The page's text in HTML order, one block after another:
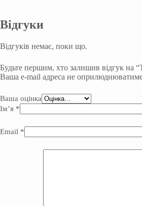
Відгуки
Відгуків немає, поки що.
Будьте першим, хто залишив відгук на
Ваша e-mail адреса не
Ваша оцінка
Ім’я *
Email *